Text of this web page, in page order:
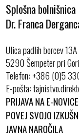
Splošna bolnišnica
Dr. Franca
Ulica padlih borcev 13A
5290 Šempeter pri
Telefon:+386 (0)5
E-pošta:
PRIJAVA NA E-NOVICE
POVEJ SVOJO
JAVNA NAROČILA